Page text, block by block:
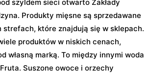
szyldem sieci otwarto Zakłady
Produkty mięsne są sprzedawane
które znajdują się w sklepach.
produktów w niskich cenach,
własną marką. To między innymi woda
Suszone owoce i orzechy